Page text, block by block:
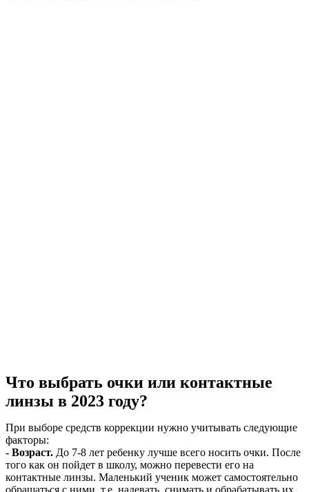
Что выбрать очки или контактные
линзы в 2023 году?
При выборе средств коррекции нужно учитывать следующие
факторы:
- Возраст. До 7-8 лет ребенку лучше всего носить очки. После
того как он пойдет в школу, можно перевести его на
контактные линзы. Маленький ученик может самостоятельно
обращаться с ними, т.е. надевать, снимать и обрабатывать их.